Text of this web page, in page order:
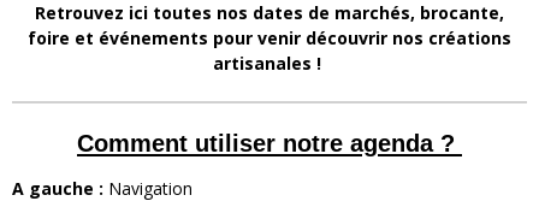
Retrouvez ici toutes nos dates de marchés, brocante,
foire et événements pour venir découvrir nos créations
artisanales !
Comment utiliser notre agenda ?
A gauche : Navigation